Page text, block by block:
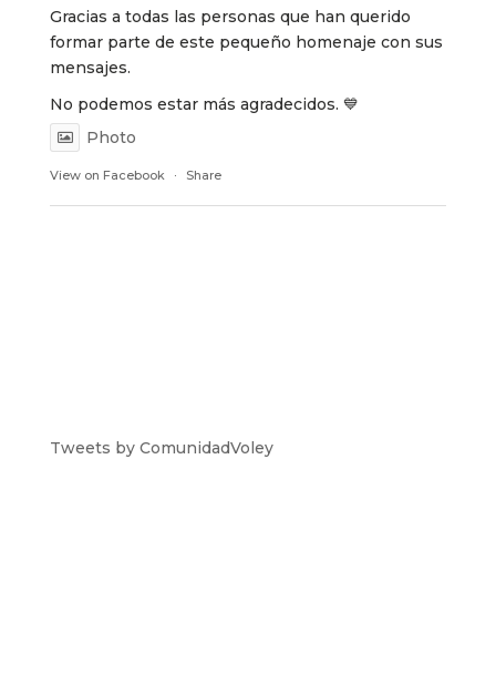
Gracias a todas las personas que han querido
formar parte de este pequeño homenaje con sus
mensajes.
No podemos estar más agradecidos. 💙
Photo
View on Facebook · Share
Tweets by ComunidadVoley